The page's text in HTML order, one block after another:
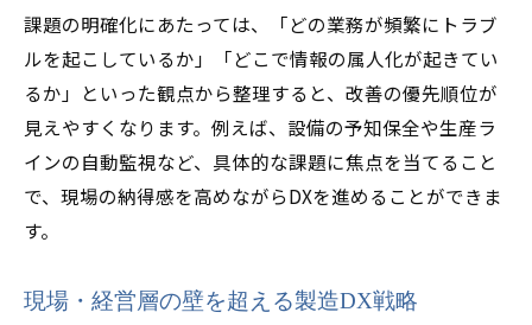
課題の明確化にあたっては、「どの業務が頻繁にトラブ
ルを起こしているか」「どこで情報の属人化が起きてい
るか」といった観点から整理すると、改善の優先順位が
見えやすくなります。例えば、設備の予知保全や生産ラ
インの自動監視など、具体的な課題に焦点を当てること
で、現場の納得感を高めながらDXを進めることができま
す。
現場・経営層の壁を超える製造DX戦略